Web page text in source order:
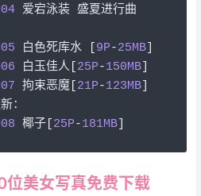
爱宕泳装 盛夏进行曲
白色死库水 9P-25MB]
白玉佳人[ 25P-150MB]
拘束恶魔[ 21P-123MB]
：
椰子[ 25P-181MB]
美女写真免费下载